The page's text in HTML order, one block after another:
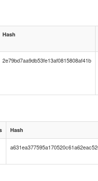
Hash
2e79bd7aa9db53fe13af0815808af41b
Hash